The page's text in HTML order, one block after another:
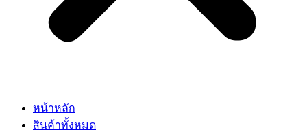
หน้าหลัก
สินค้าทั้งหมด